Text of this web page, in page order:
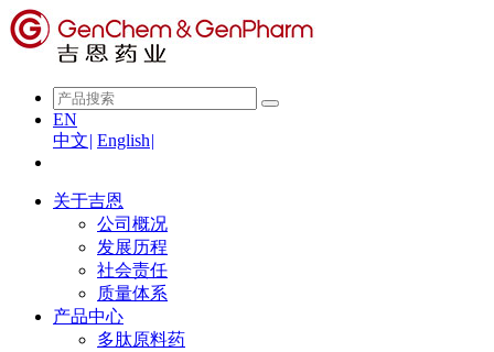
EN
中文| English|
关于吉恩
公司概况
发展历程
社会责任
质量体系
产品中心
多肽原料药